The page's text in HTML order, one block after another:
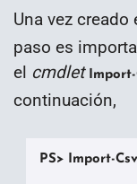
Una vez creado
paso es
el cmdlet
continuación,
PS> Import-